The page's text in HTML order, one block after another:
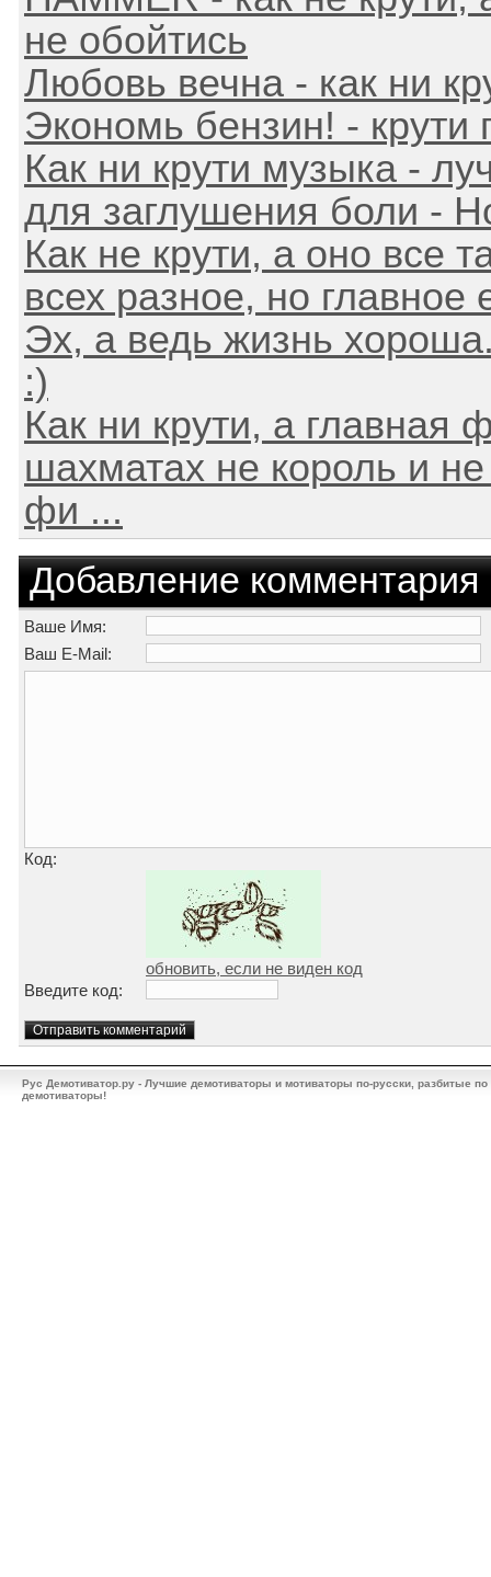
не обойтись
Любовь вечна - как ни
Экономь бензин! - крути
Как ни крути музыка -
для заглушения боли -
Как не крути, а оно все
всех разное, но главное
Эх, а ведь жизнь
:)
Как ни крути, а главная
шахматах не король и
фи ...
Добавление комментария
Ваше Имя:
Ваш E-Mail:
Код:
обновить, если не виден код
Введите код:
Рус Демотиватор.ру - Лучшие демотиваторы и мотиваторы по-русски, разбитые
демотиваторы!